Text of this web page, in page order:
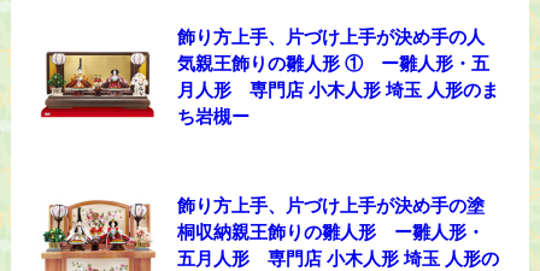
飾り方上手、片づけ上手が決め手の人
気親王飾りの雛人形 ① ー雛人形・五
月人形 専門店 小木人形 埼玉 人形のま
ち岩槻ー
飾り方上手、片づけ上手が決め手の塗
桐収納親王飾りの雛人形 ー雛人形・
五月人形 専門店 小木人形 埼玉 人形の